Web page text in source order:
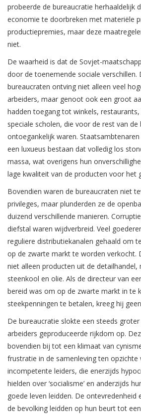
probeerde de bureaucratie herhaaldelijk
economie te doorbreken met materiële
productiepremies, maar deze
niet.
De waarheid is dat de Sovjet-
door de toenemende sociale verschillen.
bureaucraten ontving niet alleen veel
arbeiders, maar genoot ook een groot
hadden toegang tot winkels,
speciale scholen, die voor de rest van de
ontoegankelijk waren.
een luxueus bestaan dat volledig los
massa, wat overigens hun
lage kwaliteit van de producten voor het
Bovendien waren de bureaucraten niet
privileges, maar plunderden ze de
duizend verschillende manieren.
diefstal waren wijdverbreid. Veel
reguliere distributiekanalen gehaald om
op de zwarte markt te worden verkocht.
niet alleen producten uit de detailhandel,
steenkool en olie. Als de directeur van
bereid was om op de zwarte markt in te
steekpenningen te betalen, kreeg hij
De bureaucratie slokte een steeds
arbeiders geproduceerde rijkdom op.
bovendien bij tot een klimaat van
frustratie in de samenleving ten opzichte
incompetente leiders, die enerzijds
hielden over ‘socialisme’ en anderzijds
goede leven leidden. De ontevredenheid
de bevolking leidden op hun beurt tot